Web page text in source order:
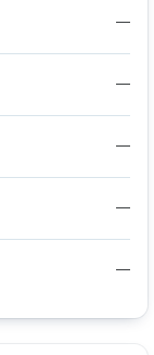
—
—
—
—
—